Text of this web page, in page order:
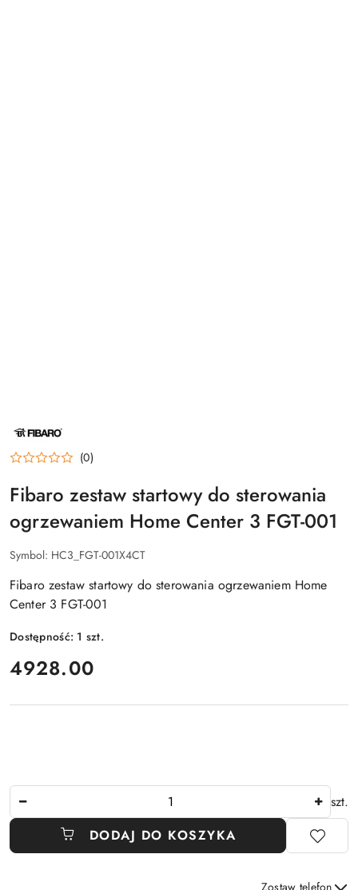
NAZWA
PRODUCENTA:
FIBARO
(0)
Fibaro zestaw startowy do sterowania
ogrzewaniem Home Center 3 FGT-001
Symbol: HC3_FGT-001X4CT
Fibaro zestaw startowy do sterowania ogrzewaniem Home
Center 3 FGT-001
Dostępność: 1 szt.
cena:
4928.00
szt.
DODAJ DO KOSZYKA